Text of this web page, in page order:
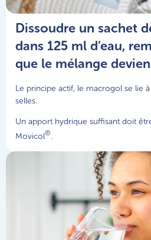
Dissoudre un sachet
dans 125 ml d’eau,
que le mélange
Le principe actif, le macrogol se lie
selles.
Un apport hydrique suffisant doit
Movicol®